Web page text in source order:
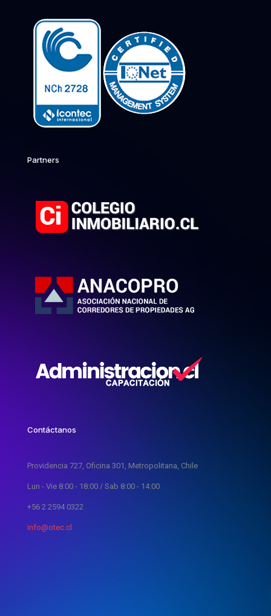
Partners
Contáctanos
Providencia 727, Oficina 301, Metropolitana, Chile
Lun - Vie 8:00 - 18:00 / Sab 8:00 - 14:00
+56 2 2594 0322
info@otec.cl